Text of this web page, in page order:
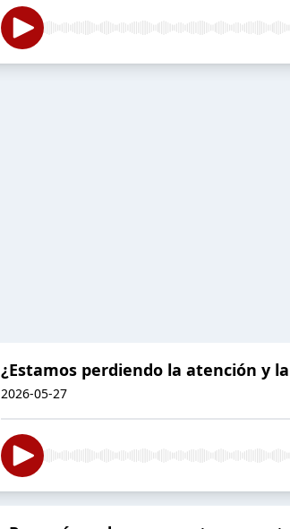
¿Estamos perdiendo la atención y
2026-05-27